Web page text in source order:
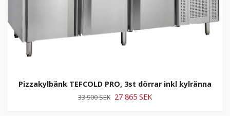
Pizzakylbänk TEFCOLD PRO, 3st dörrar inkl kylränna
33 900 SEK 27 865 SEK